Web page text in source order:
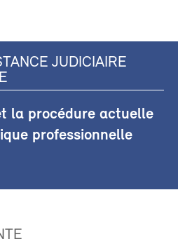
JUDICIAIRE
la procédure actuelle
professionnelle